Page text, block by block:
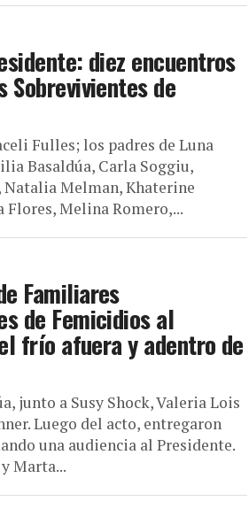
diez encuentros
Sobrevivientes de
Fulles; los padres de Luna
Basaldúa, Carla Soggiu,
Natalia Melman, Khaterine
Flores, Melina Romero,...
Familiares
de Femicidios al
frío afuera y adentro de
junto a Susy Shock, Valeria Lois
Luego del acto, entregaron
una audiencia al Presidente.
Marta...